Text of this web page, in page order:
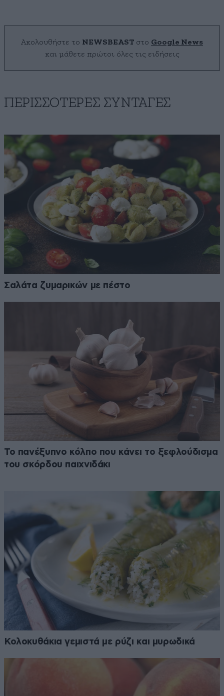
Ακολουθήστε το NEWSBEAST στο Google News
και μάθετε πρώτοι όλες τις ειδήσεις
ΠΕΡΙΣΣΟΤΕΡΕΣ ΣΥΝΤΑΓΕΣ
Σαλάτα ζυμαρικών με πέστο
Το πανέξυπνο κόλπο που κάνει το ξεφλούδισμα
του σκόρδου παιχνιδάκι
Κολοκυθάκια γεμιστά με ρύζι και μυρωδικά